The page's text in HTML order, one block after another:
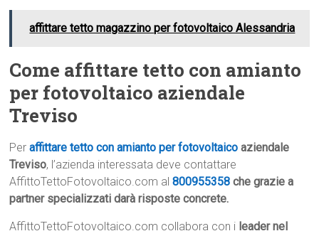
affittare tetto magazzino per fotovoltaico Alessandria
Come affittare tetto con amianto
per fotovoltaico aziendale
Treviso
Peraffittare tetto con amianto per fotovoltaico aziendale
Treviso, l’azienda interessata deve contattare
AffittoTettoFotovoltaico.com al800955358 che grazie a
partner specializzati darà risposte concrete.
AffittoTettoFotovoltaico.com collabora con i leader nel